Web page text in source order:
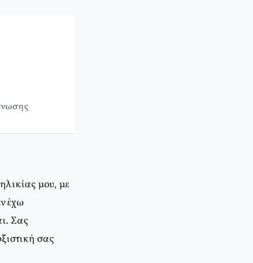
μου, με
έχω
Σας
σας